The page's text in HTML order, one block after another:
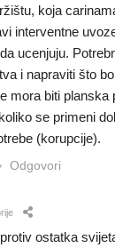
koja
interventne
ucenjuju.
i napraviti što
mora biti planska
se primeni
(korupcije).
Odgovori
ostatka